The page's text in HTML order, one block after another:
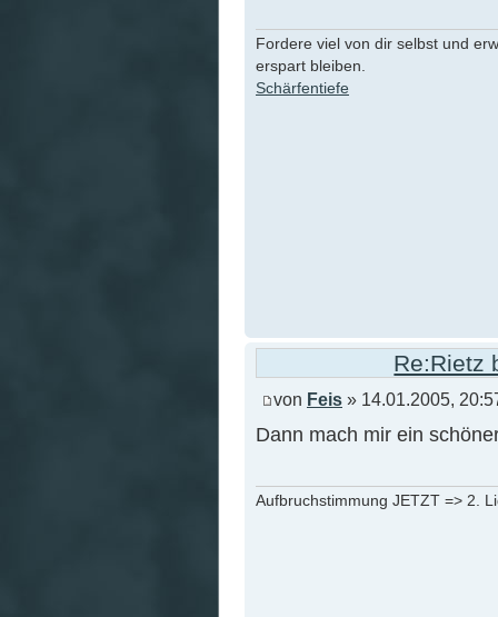
Fordere viel von dir selbst und
erspart bleiben.
Schärfentiefe
Re:Rietz
von Feis » 14.01.2005,
Dann mach mir ein
Aufbruchstimmung JETZT => 2.